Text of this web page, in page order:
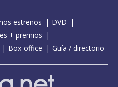
estrenos
DVD
+ premios
Box-office Guía / directorio